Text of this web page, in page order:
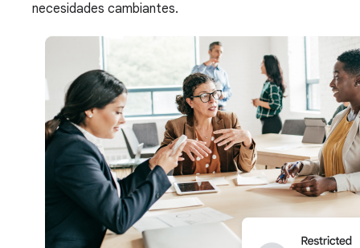
necesidades cambiantes.